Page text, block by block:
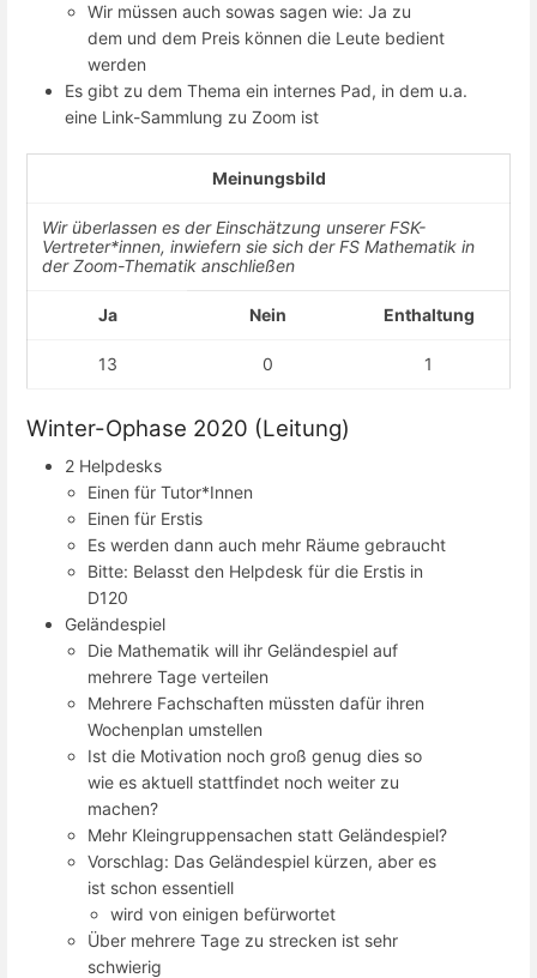
Wir müssen auch sowas sagen wie: Ja zu
dem und dem Preis können die Leute bedient
werden
Es gibt zu dem Thema ein internes Pad, in dem u.a.
eine Link-Sammlung zu Zoom ist
Meinungsbild
Wir überlassen es der Einschätzung unserer FSK-
Vertreter*innen, inwiefern sie sich der FS Mathematik in
der Zoom-Thematik anschließen
Ja Nein Enthaltung
13 0 1
Winter-Ophase 2020 (Leitung)
2 Helpdesks
Einen für Tutor*Innen
Einen für Erstis
Es werden dann auch mehr Räume gebraucht
Bitte: Belasst den Helpdesk für die Erstis in
D120
Geländespiel
Die Mathematik will ihr Geländespiel auf
mehrere Tage verteilen
Mehrere Fachschaften müssten dafür ihren
Wochenplan umstellen
Ist die Motivation noch groß genug dies so
wie es aktuell stattfindet noch weiter zu
machen?
Mehr Kleingruppensachen statt Geländespiel?
Vorschlag: Das Geländespiel kürzen, aber es
ist schon essentiell
wird von einigen befürwortet
Über mehrere Tage zu strecken ist sehr
schwierig